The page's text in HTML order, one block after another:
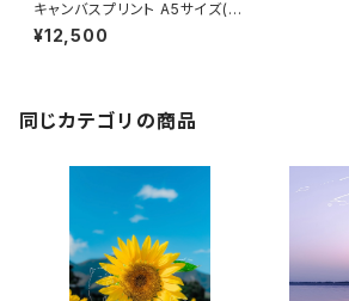
キャンバスプリント A5サイズ(ひ
まわりが見た夢)
¥12,500
同じカテゴリの商品